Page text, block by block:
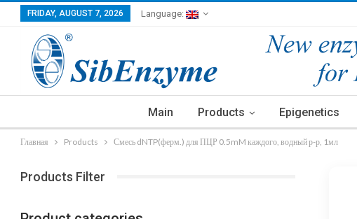
FRIDAY, AUGUST 7, 2026 Language:
Main Products Epigenetics
Главная Products Смесь dNTP(ферм.) для ПЦР 0.5mM каждого, водный р-р, 1мл
Products Filter